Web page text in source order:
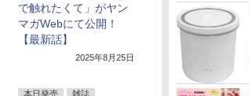
で触れたくて」がヤン
マガWebにて公開！
【最新話】
2025年8月25日
本日発売 雑誌